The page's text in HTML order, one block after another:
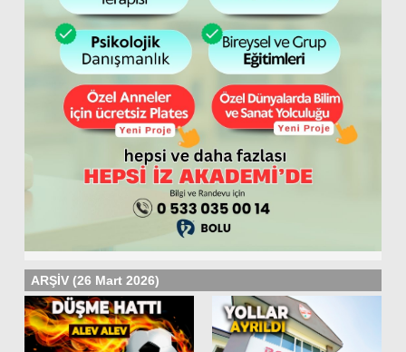
ARŞİV (26 Mart 2026)